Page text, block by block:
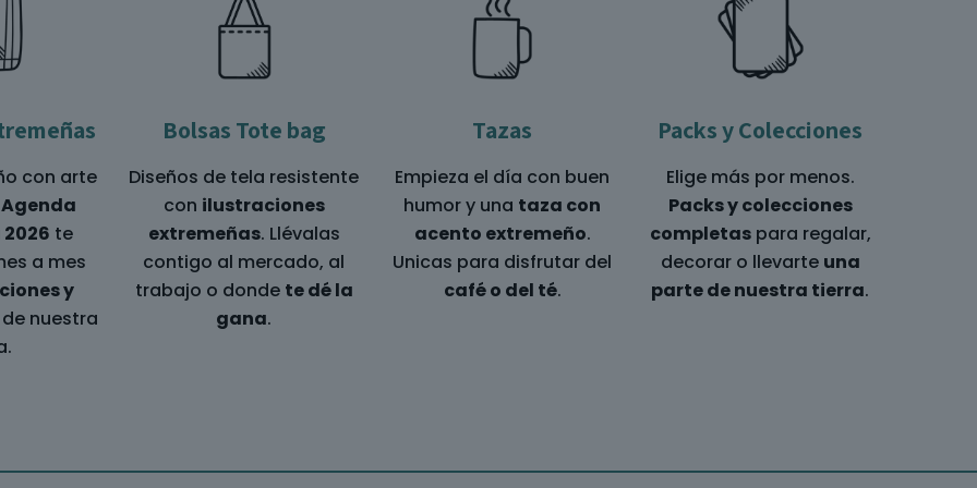
con arte
Agenda
te
a mes
y
nuestra
Bolsas Tote bag
Diseños de tela resistente
con ilustraciones
extremeñas. Llévalas
contigo al mercado, al
trabajo o donde te dé la
gana.
Tazas
Empieza el día con buen
humor y una taza con
acento extremeño.
Unicas para disfrutar del
café o del té.
Packs y Colecciones
Elige más por menos.
Packs y colecciones
completaspara regalar,
decorar o llevarte una
parte de nuestra tierra.